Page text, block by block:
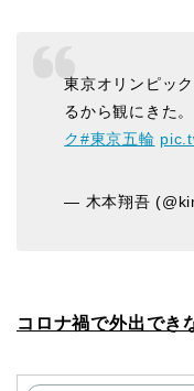
東京オリンピッ
るから観にきた
ク#東京五輪
— 木本翔吾
コロナ禍で外出でき